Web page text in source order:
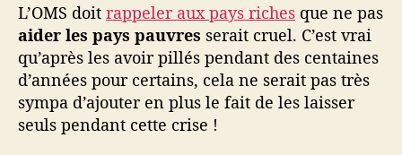
L’OMS doit rappeler aux pays riches que ne pas
aider les pays pauvres serait cruel. C’est vrai
qu’après les avoir pillés pendant des centaines
d’années pour certains, cela ne serait pas très
sympa d’ajouter en plus le fait de les laisser
seuls pendant cette crise !